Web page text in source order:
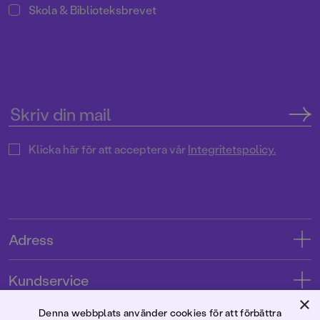
Skola & Biblioteksbrevet
Klicka här för att acceptera vårIntegritetspolicy.
Adress
Kundservice
Kontakta oss ×
Denna webbplats använder cookies för att förbättra